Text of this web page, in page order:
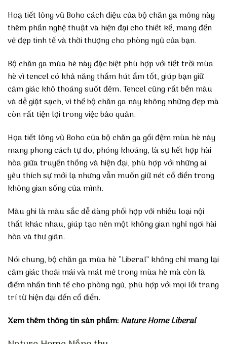
Hoạ tiết lông vũ Boho cách điệu của bộ chăn ga mỏng này
thêm phần nghệ thuật và hiện đại cho thiết kế, mang đến
vẻ đẹp tinh tế và thời thượng cho phòng ngủ của bạn.
Bộ chăn ga mùa hè này đặc biệt phù hợp với tiết trời mùa
hè vì tencel có khả năng thấm hút ẩm tốt, giúp bạn giữ
cảm giác khô thoáng suốt đêm. Tencel cũng rất bền màu
và dễ giặt sạch, vì thế bộ chăn ga này không những đẹp mà
còn rất tiện lợi trong việc bảo quản.
Họa tiết lông vũ Boho của bộ chăn ga gối đệm mùa hè này
mang phong cách tự do, phóng khoáng, là sự kết hợp hài
hòa giữa truyền thống và hiện đại, phù hợp với những ai
yêu thích sự mới lạ nhưng vẫn muốn giữ nét cổ điển trong
không gian sống của mình.
Màu ghi là màu sắc dễ dàng phối hợp với nhiều loại nội
thất khác nhau, giúp tạo nên một không gian nghỉ ngơi hài
hòa và thư giãn.
Nói chung, bộ chăn ga mùa hè “Liberal” không chỉ mang lại
cảm giác thoải mái và mát mẻ trong mùa hè mà còn là
điểm nhấn tinh tế cho phòng ngủ, phù hợp với mọi lối trang
trí từ hiện đại đến cổ điển.
Xem thêm thông tin sản phẩm:Nature Home Liberal